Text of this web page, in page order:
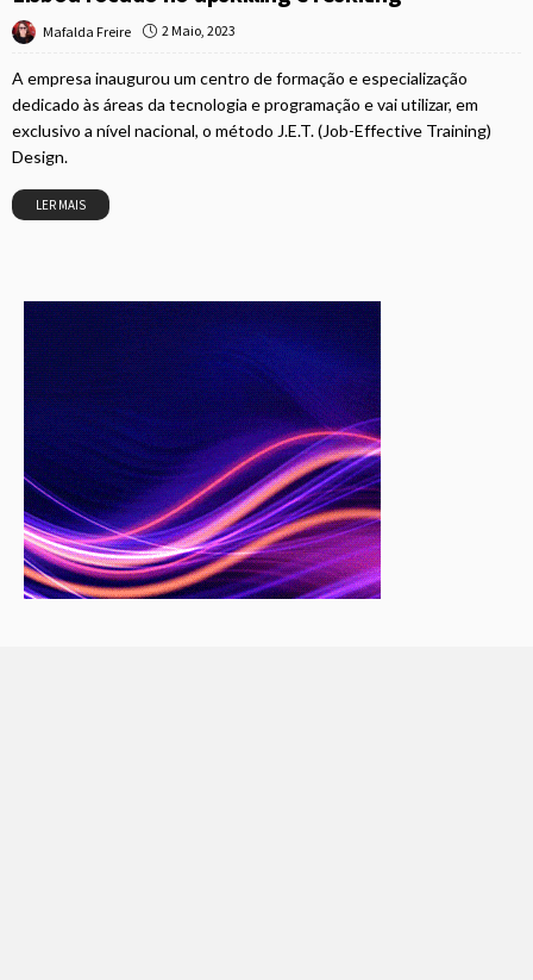
Mafalda Freire 2 Maio, 2023
A empresa inaugurou um centro de formação e especialização
dedicado às áreas da tecnologia e programação e vai utilizar, em
exclusivo a nível nacional, o método J.E.T. (Job-Effective Training)
Design.
LER MAIS